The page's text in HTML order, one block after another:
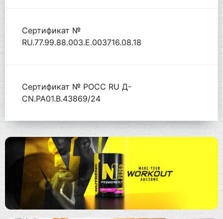
Сертификат №
RU.77.99.88.003.Е.003716.08.18
Сертификат № РОСС RU Д-
CN.РА01.В.43869/24